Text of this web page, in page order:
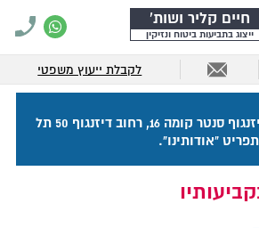
חיים קליר ושות'
ייצוג בתביעות ביטוח ונזיקין
לקבלת ייעוץ משפטי
כתובתנו: מגדל על דיזנגוף סנטר קומה 16, רחוב דיזנגוף 50 תל
"אודותינו".